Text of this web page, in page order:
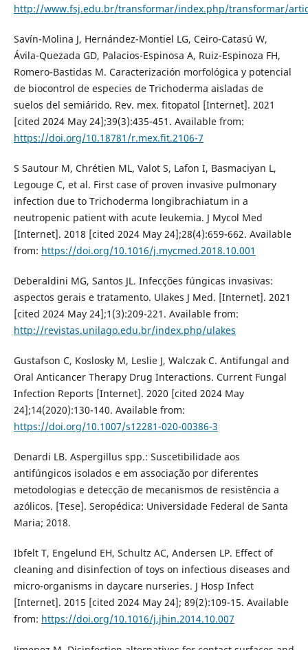
http://www.fsj.edu.br/transformar/index.php/transformar/
Savín-Molina J, Hernández-Montiel LG, Ceiro-Catasú W,
Ávila-Quezada GD, Palacios-Espinosa A, Ruiz-Espinoza FH,
Romero-Bastidas M. Caracterización morfológica y potencial
de biocontrol de especies de Trichoderma aisladas de
suelos del semiárido. Rev. mex. fitopatol [Internet]. 2021
[cited 2024 May 24];39(3):435-451. Available from:
https://doi.org/10.18781/r.mex.fit.2106-7
S Sautour M, Chrétien ML, Valot S, Lafon I, Basmaciyan L,
Legouge C, et al. First case of proven invasive pulmonary
infection due to Trichoderma longibrachiatum in a
neutropenic patient with acute leukemia. J Mycol Med
[Internet]. 2018 [cited 2024 May 24];28(4):659-662. Available
from: https://doi.org/10.1016/j.mycmed.2018.10.001
Deberaldini MG, Santos JL. Infecções fúngicas invasivas:
aspectos gerais e tratamento. Ulakes J Med. [Internet]. 2021
[cited 2024 May 24];1(3):209-221. Available from:
http://revistas.unilago.edu.br/index.php/ulakes
Gustafson C, Koslosky M, Leslie J, Walczak C. Antifungal and
Oral Anticancer Therapy Drug Interactions. Current Fungal
Infection Reports [Internet]. 2020 [cited 2024 May
24];14(2020):130-140. Available from:
https://doi.org/10.1007/s12281-020-00386-3
Denardi LB. Aspergillus spp.: Suscetibilidade aos
antifúngicos isolados e em associação por diferentes
metodologias e detecção de mecanismos de resistência a
azólicos. [Tese]. Seropédica: Universidade Federal de Santa
Maria; 2018.
Ibfelt T, Engelund EH, Schultz AC, Andersen LP. Effect of
cleaning and disinfection of toys on infectious diseases and
micro-organisms in daycare nurseries. J Hosp Infect
[Internet]. 2015 [cited 2024 May 24]; 89(2):109-15. Available
from: https://doi.org/10.1016/j.jhin.2014.10.007